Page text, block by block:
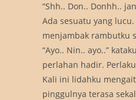
“Shh.. Don.. Donhh..
Ada sesuatu yang
menjambak rambutku
“Ayo.. Nin.. ayo..”
perlahan hadir.
Kali ini lidahku
pinggulnya terasa